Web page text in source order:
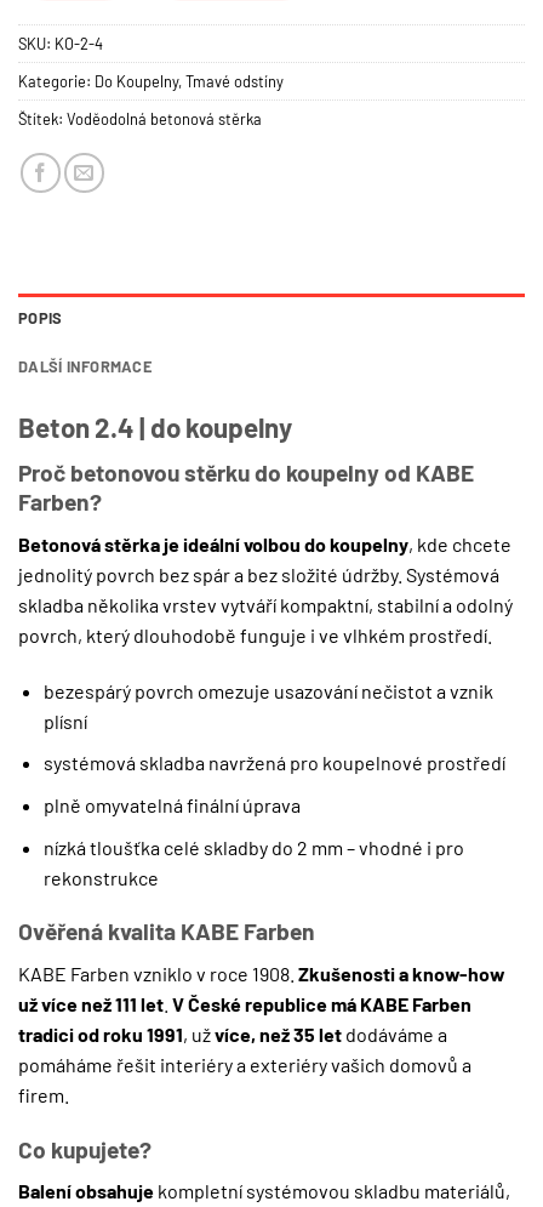
SKU: KO-2-4
Kategorie: Do Koupelny,Tmavé odstíny
Štítek: Voděodolná betonová stěrka
POPIS
DALŠÍ INFORMACE
Beton 2.4 | do koupelny
Proč betonovou stěrku do koupelny od KABE
Farben?
Betonová stěrka je ideální volbou do koupelny, kde chcete
jednolitý povrch bez spár a bez složité údržby. Systémová
skladba několika vrstev vytváří kompaktní, stabilní a odolný
povrch, který dlouhodobě funguje i ve vlhkém prostředí.
bezespárý povrch omezuje usazování nečistot a vznik
plísní
systémová skladba navržená pro koupelnové prostředí
plně omyvatelná finální úprava
nízká tloušťka celé skladby do 2 mm – vhodné i pro
rekonstrukce
Ověřená kvalita KABE Farben
KABE Farben vzniklo v roce 1908. Zkušenosti a know-how
už více než 111 let V České republice má KABE Farben
tradici od roku 1991, užvíce, než 35 let dodáváme a
pomáháme řešit interiéry a exteriéry vašich domovů a
firem.
Co kupujete?
Balení obsahuje kompletní systémovou skladbu materiálů,